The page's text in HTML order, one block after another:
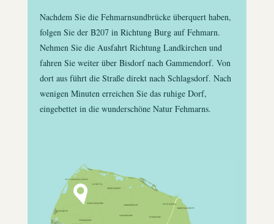
Nachdem Sie die Fehmarnsundbrücke überquert haben,
folgen Sie der B207 in Richtung Burg auf Fehmarn.
Nehmen Sie die Ausfahrt Richtung Landkirchen und
fahren Sie weiter über Bisdorf nach Gammendorf. Von
dort aus führt die Straße direkt nach Schlagsdorf. Nach
wenigen Minuten erreichen Sie das ruhige Dorf,
eingebettet in die wunderschöne Natur Fehmarns.